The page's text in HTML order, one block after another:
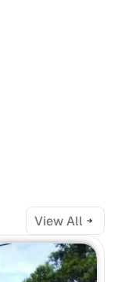
View All